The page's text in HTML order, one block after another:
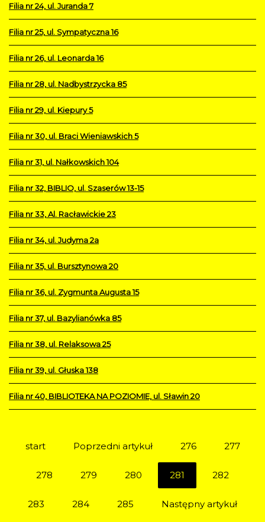
Filia nr 24, ul. Juranda 7
Filia nr 25, ul. Sympatyczna 16
Filia nr 26, ul. Leonarda 16
Filia nr 28, ul. Nadbystrzycka 85
Filia nr 29, ul. Kiepury 5
Filia nr 30, ul. Braci Wieniawskich 5
Filia nr 31, ul. Nałkowskich 104
Filia nr 32, BIBLIO, ul. Szaserów 13-15
Filia nr 33, Al. Racławickie 23
Filia nr 34, ul. Judyma 2a
Filia nr 35, ul. Bursztynowa 20
Filia nr 36, ul. Zygmunta Augusta 15
Filia nr 37, ul. Bazylianówka 85
Filia nr 38, ul. Relaksowa 25
Filia nr 39, ul. Głuska 138
Filia nr 40, BIBLIOTEKA NA POZIOMIE, ul. Sławin 20
start Poprzedni artykuł 276 277
278 279 280 281 282
283 284 285 Następny artykuł